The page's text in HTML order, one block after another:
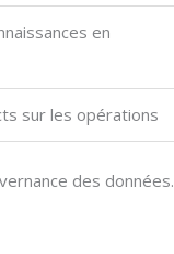
en
sur les opérations
des données.